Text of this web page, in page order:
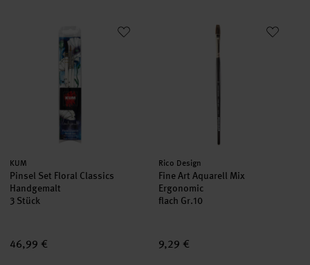
Pinsel Set Floral Classics Handgemalt
Hersteller:
KUM
Pinsel Set Floral Classics
Handgemalt
3 Stück
46,99 €
Fine Art Aquarell Mix Ergonomic
Hersteller:
Rico Design
Fine Art Aquarell Mix
Ergonomic
flach Gr.10
9,29 €